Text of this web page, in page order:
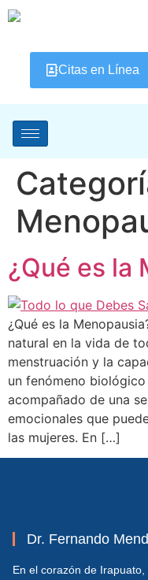
Citas en Línea
¿Qué es la
¿Qué es la
natural en la vida de
menstruación y la
un fenómeno
acompañado de una
emocionales que
las mujeres. En […]
Dr. Fernando
En el corazón de